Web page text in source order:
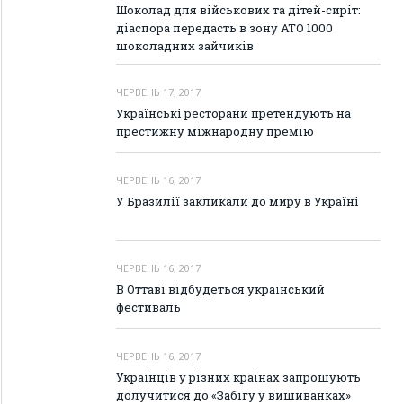
Шоколад для військових та дітей-сиріт:
діаспора передасть в зону АТО 1000
шоколадних зайчиків
ЧЕРВЕНЬ 17, 2017
Українські ресторани претендують на
престижну міжнародну премію
ЧЕРВЕНЬ 16, 2017
У Бразилії закликали до миру в Україні
ЧЕРВЕНЬ 16, 2017
В Оттаві відбудеться український
фестиваль
ЧЕРВЕНЬ 16, 2017
Українців у різних країнах запрошують
долучитися до «Забігу у вишиванках»